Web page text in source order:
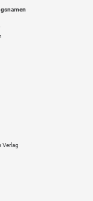
Verlag